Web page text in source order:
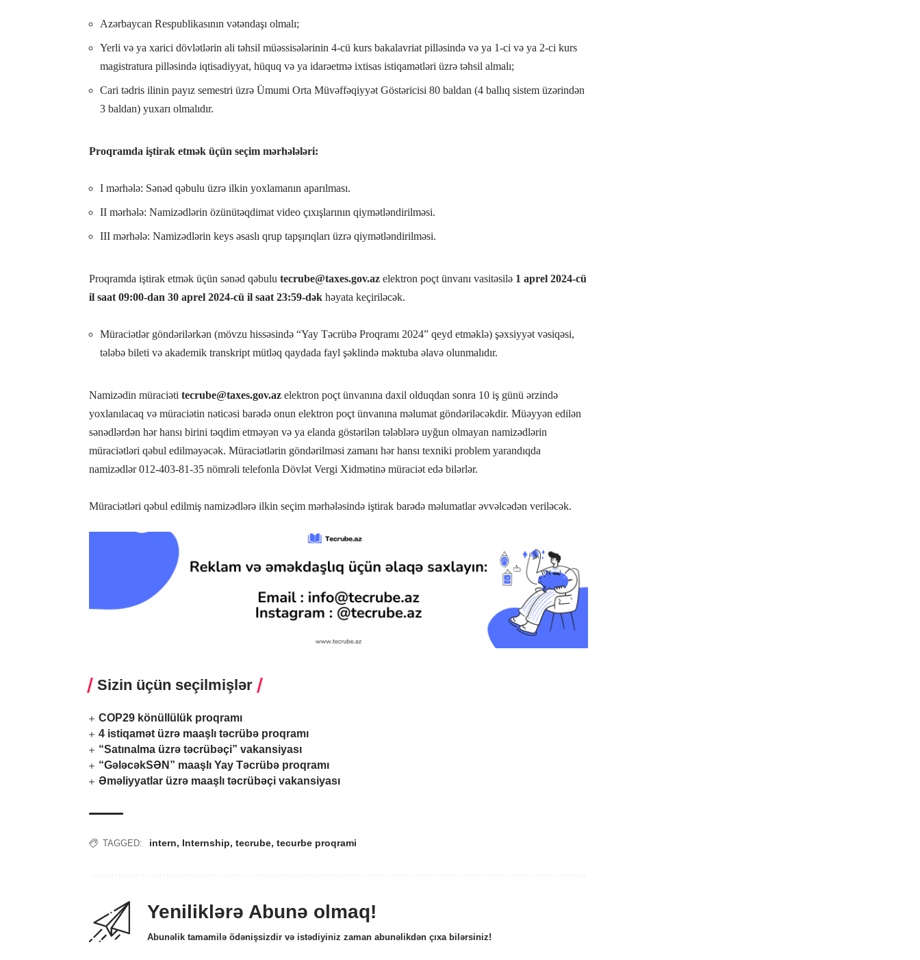
Azərbaycan Respublikasının vətəndaşı olmalı;
Yerli və ya xarici dövlətlərin ali təhsil müəssisələrinin 4-cü kurs bakalavriat pilləsində və ya 1-ci və ya 2-ci kurs
magistratura pilləsində iqtisadiyyat, hüquq və ya idarəetmə ixtisas istiqamətləri üzrə təhsil almalı;
Cari tədris ilinin payız semestri üzrə Ümumi Orta Müvəffəqiyyət Göstəricisi 80 baldan (4 ballıq sistem üzərindən
3 baldan) yuxarı olmalıdır.
Proqramda iştirak etmək üçün seçim mərhələləri:
I mərhələ: Sənəd qəbulu üzrə ilkin yoxlamanın aparılması.
II mərhələ: Namizədlərin özünütəqdimat video çıxışlarının qiymətləndirilməsi.
III mərhələ: Namizədlərin keys əsaslı qrup tapşırıqları üzrə qiymətləndirilməsi.
Proqramda iştirak etmək üçün sənəd qəbulu tecrube@taxes.gov.az elektron poçt ünvanı vasitəsilə 1 aprel 2024-cü
il saat 09:00-dan 30 aprel 2024-cü il saat 23:59-dək həyata keçiriləcək.
Müraciətlər göndərilərkən (mövzu hissəsində “Yay Təcrübə Proqramı 2024” qeyd etməklə) şəxsiyyət vəsiqəsi,
tələbə bileti və akademik transkript mütləq qaydada fayl şəklində məktuba əlavə olunmalıdır.
Namizədin müraciəti tecrube@taxes.gov.az elektron poçt ünvanına daxil olduqdan sonra 10 iş günü ərzində
yoxlanılacaq və müraciətin nəticəsi barədə onun elektron poçt ünvanına məlumat göndəriləcəkdir. Müəyyən edilən
sənədlərdən hər hansı birini təqdim etməyən və ya elanda göstərilən tələblərə uyğun olmayan namizədlərin
müraciətləri qəbul edilməyəcək. Müraciətlərin göndərilməsi zamanı hər hansı texniki problem yarandıqda
namizədlər 012-403-81-35 nömrəli telefonla Dövlət Vergi Xidmətinə müraciət edə bilərlər.
Müraciətləri qəbul edilmiş namizədlərə ilkin seçim mərhələsində iştirak barədə məlumatlar əvvəlcədən veriləcək.
Sizin üçün seçilmişlər
COP29 könüllülük proqramı
4 istiqamət üzrə maaşlı təcrübə proqramı
“Satınalma üzrə təcrübəçi” vakansiyası
“GələcəkSƏN” maaşlı Yay Təcrübə proqramı
Əməliyyatlar üzrə maaşlı təcrübəçi vakansiyası
TAGGED: intern, Internship, tecrube, tecurbe proqrami
Yeniliklərə Abunə olmaq!
Abunəlik tamamilə ödənişsizdir və istədiyiniz zaman abunəlikdən çıxa bilərsiniz!